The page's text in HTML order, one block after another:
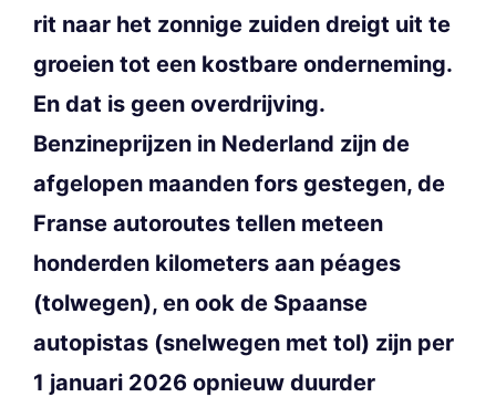
rit naar het zonnige zuiden dreigt uit te
groeien tot een kostbare onderneming.
En dat is geen overdrijving.
Benzineprijzen in Nederland zijn de
afgelopen maanden fors gestegen, de
Franse autoroutes tellen meteen
honderden kilometers aan péages
(tolwegen), en ook de Spaanse
autopistas (snelwegen met tol) zijn per
1 januari 2026 opnieuw duurder